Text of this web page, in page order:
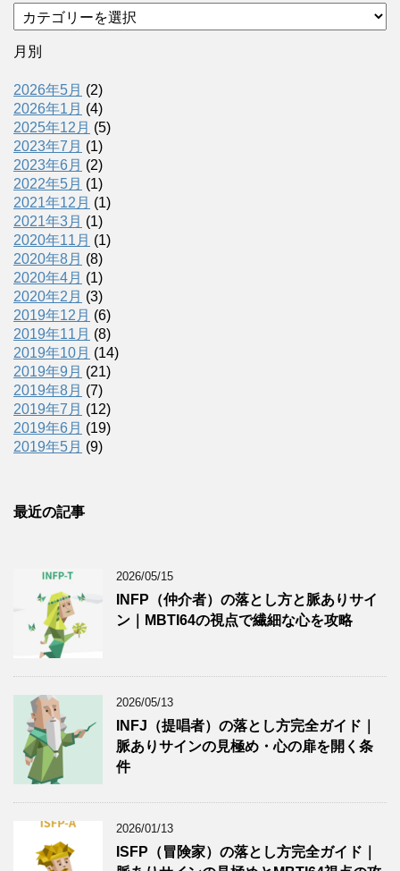
テ
ゴ
ー
月別
2026年5月 (2)
2026年1月 (4)
2025年12月 (5)
2023年7月 (1)
2023年6月 (2)
2022年5月 (1)
2021年12月 (1)
2021年3月 (1)
2020年11月 (1)
2020年8月 (8)
2020年4月 (1)
2020年2月 (3)
2019年12月 (6)
2019年11月 (8)
2019年10月 (14)
2019年9月 (21)
2019年8月 (7)
2019年7月 (12)
2019年6月 (19)
2019年5月 (9)
最近の記事
2026/05/15
INFP（仲介者）の落とし方と脈ありサイ
ン｜MBTI64の視点で繊細な心を攻略
2026/05/13
INFJ（提唱者）の落とし方完全ガイド｜
脈ありサインの見極め・心の扉を開く条
件
2026/01/13
ISFP（冒険家）の落とし方完全ガイド｜